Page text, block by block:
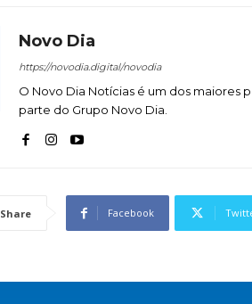
Novo Dia
https://novodia.digital/novodia
O Novo Dia Notícias é um dos maiores
parte do Grupo Novo Dia.
Share Facebook